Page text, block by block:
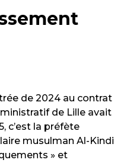
de 2024 au contrat
de Lille avait
c’est la préfète
musulman Al-Kindi
» et